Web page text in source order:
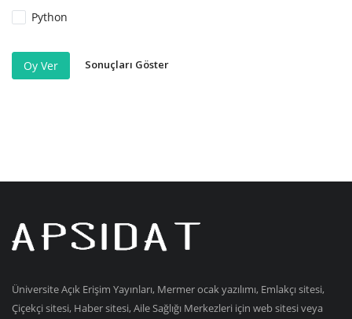
Python
Oy Ver Sonuçları Göster
Üniversite Açık Erişim Yayınları, Mermer ocak yazılımı, Emlakçı sitesi,
Çiçekçi sitesi, Haber sitesi, Aile Sağlığı Merkezleri için web sitesi veya